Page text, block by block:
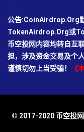
公告:CoinAirdrop.Org
TokenAirdrop.Org或
币空投网内容均转自互
担，涉及资金交易及个
谨慎切勿上当受骗！
《
© 2017-2020 币空投